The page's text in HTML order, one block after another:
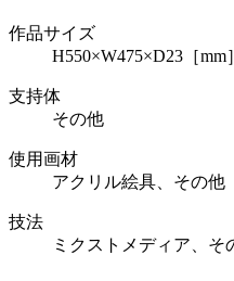
作品サイズ
H550×W475×D23［mm］
支持体
その他
使用画材
アクリル絵具、その他
技法
ミクストメディア、そ